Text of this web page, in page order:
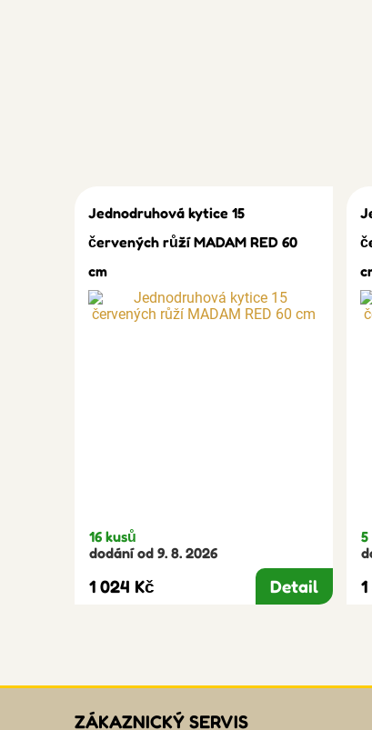
Jednodruhová kytice 15
červených růží MADAM RED 60
cm
16 kusů
dodání od 9. 8. 2026
1 024 Kč Detail
5
ZÁKAZNICKÝ SERVIS